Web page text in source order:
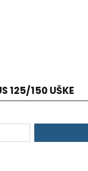
125/150 UŠKE